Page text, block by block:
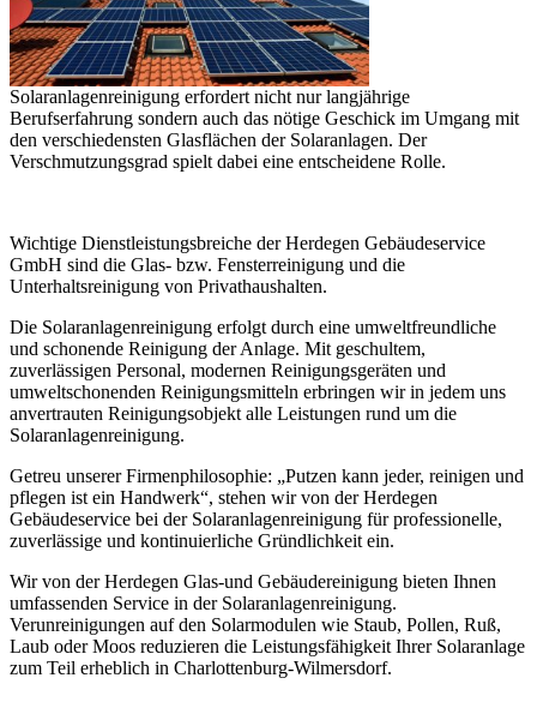
Solaranlagenreinigung erfordert nicht nur langjährige
Berufserfahrung sondern auch das nötige Geschick im Umgang mit
den verschiedensten Glasflächen der Solaranlagen. Der
Verschmutzungsgrad spielt dabei eine entscheidene Rolle.
Wichtige Dienstleistungsbreiche der Herdegen Gebäudeservice
GmbH sind die Glas- bzw. Fensterreinigung und die
Unterhaltsreinigung von Privathaushalten.
Die Solaranlagenreinigung erfolgt durch eine umweltfreundliche
und schonende Reinigung der Anlage. Mit geschultem,
zuverlässigen Personal, modernen Reinigungsgeräten und
umweltschonenden Reinigungsmitteln erbringen wir in jedem uns
anvertrauten Reinigungsobjekt alle Leistungen rund um die
Solaranlagenreinigung.
Getreu unserer Firmenphilosophie: „Putzen kann jeder, reinigen und
pflegen ist ein Handwerk“, stehen wir von der Herdegen
Gebäudeservice bei der Solaranlagenreinigung für professionelle,
zuverlässige und kontinuierliche Gründlichkeit ein.
Wir von der Herdegen Glas-und Gebäudereinigung bieten Ihnen
umfassenden Service in der Solaranlagenreinigung.
Verunreinigungen auf den Solarmodulen wie Staub, Pollen, Ruß,
Laub oder Moos reduzieren die Leistungsfähigkeit Ihrer Solaranlage
zum Teil erheblich in Charlottenburg-Wilmersdorf.